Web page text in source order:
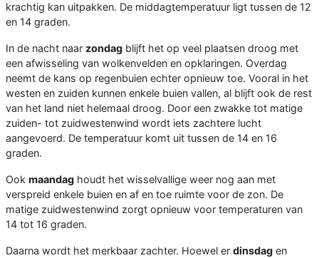
krachtig kan uitpakken. De middagtemperatuur ligt tussen de 12
en 14 graden.
In de nacht naar zondag blijft het op veel plaatsen droog met
een afwisseling van wolkenvelden en opklaringen. Overdag
neemt de kans op regenbuien echter opnieuw toe. Vooral in het
westen en zuiden kunnen enkele buien vallen, al blijft ook de rest
van het land niet helemaal droog. Door een zwakke tot matige
zuiden- tot zuidwestenwind wordt iets zachtere lucht
aangevoerd. De temperatuur komt uit tussen de 14 en 16
graden.
Ook maandag houdt het wisselvallige weer nog aan met
verspreid enkele buien en af en toe ruimte voor de zon. De
matige zuidwestenwind zorgt opnieuw voor temperaturen van
14 tot 16 graden.
Daarna wordt het merkbaar zachter. Hoewel er dinsdag en